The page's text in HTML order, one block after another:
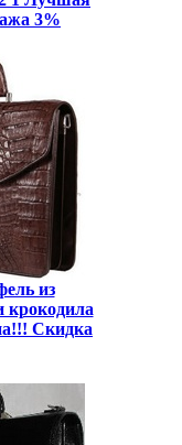
3%
из
крокодила
Скидка